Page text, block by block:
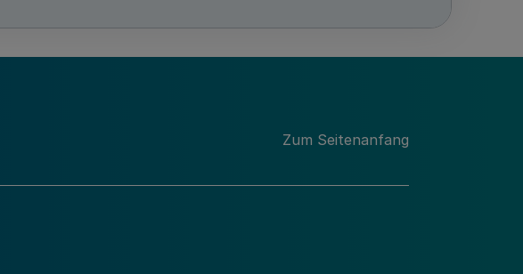
des Förderprogramms „Mittelstand Innovativ &
Zum Seitenanfang